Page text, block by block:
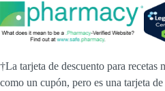
†La tarjeta de descuento para recetas
como un cupón, pero es una tarjeta